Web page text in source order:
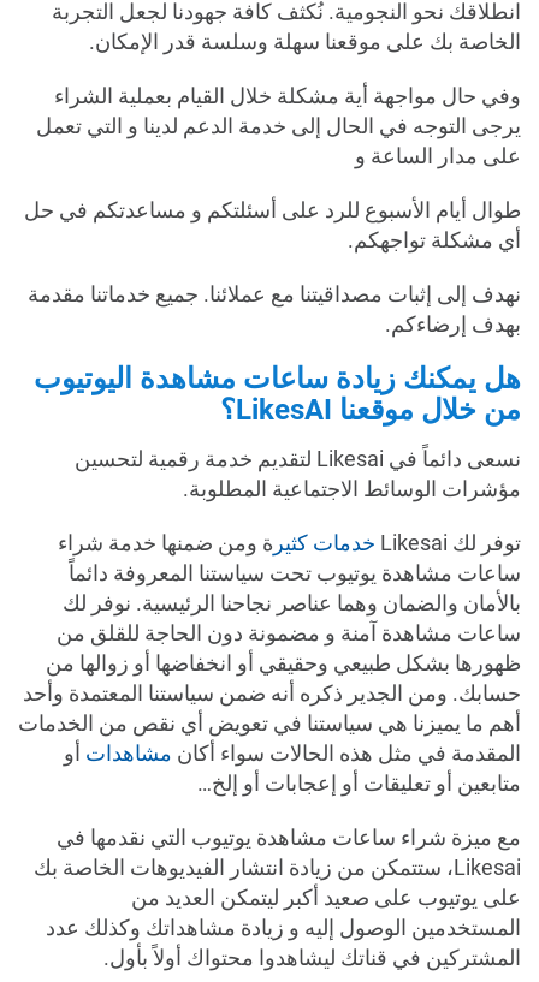
انطلاقك نحو النجومية. نُكثف كافة جهودنا لجعل التجربة
الخاصة بك على موقعنا سهلة وسلسة قدر الإمكان.
وفي حال مواجهة أية مشكلة خلال القيام بعملية الشراء
يرجى التوجه في الحال إلى خدمة الدعم لدينا و التي تعمل
على مدار الساعة و
طوال أيام الأسبوع للرد على أسئلتكم و مساعدتكم في حل
أي مشكلة تواجهكم.
نهدف إلى إثبات مصداقيتنا مع عملائنا. جميع خدماتنا مقدمة
بهدف إرضاءكم.
هل يمكنك زيادة ساعات مشاهدة اليوتيوب
من خلال موقعنا LikesAI؟
نسعى دائماً في Likesai لتقديم خدمة رقمية لتحسين
مؤشرات الوسائط الاجتماعية المطلوبة.
توفر لك Likesai خدمات كثير ة ومن ضمنها خدمة شراء
ساعات مشاهدة يوتيوب تحت سياستنا المعروفة دائماً
بالأمان والضمان وهما عناصر نجاحنا الرئيسية. نوفر لك
ساعات مشاهدة آمنة و مضمونة دون الحاجة للقلق من
ظهورها بشكل طبيعي وحقيقي أو انخفاضها أو زوالها من
حسابك. ومن الجدير ذكره أنه ضمن سياستنا المعتمدة وأحد
أهم ما يميزنا هي سياستنا في تعويض أي نقص من الخدمات
المقدمة في مثل هذه الحالات سواء أكان مشاهدات أو
متابعين أو تعليقات أو إعجابات أو إلخ…
مع ميزة شراء ساعات مشاهدة يوتيوب التي نقدمها في
Likesai، ستتمكن من زيادة انتشار الفيديوهات الخاصة بك
على يوتيوب على صعيد أكبر ليتمكن العديد من
المستخدمين الوصول إليه و زيادة مشاهداتك وكذلك عدد
المشتركين في قناتك ليشاهدوا محتواك أولاً بأول.